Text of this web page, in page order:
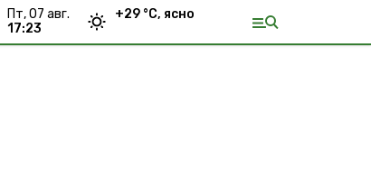
пт, 07 авг.
17:23
+29 °С, ясно